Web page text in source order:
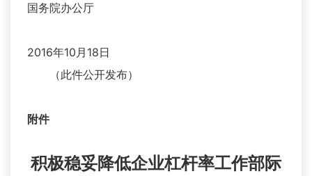
国务院办公厅
2016年10月18日
（此件公开发布）
附件
积极稳妥降低企业杠杆率工作部际